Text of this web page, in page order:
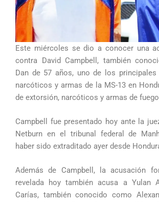
Este miércoles se dio a conocer una
contra David Campbell, también
Dan de 57 años, uno de los principales
narcóticos y armas de la MS-13 en
de extorsión, narcóticos y armas de
Campbell fue presentado hoy ante la
Netburn en el tribunal federal de
haber sido extraditado ayer desde
Además de Campbell, la acusación
revelada hoy también acusa a Yulan
Carías, también conocido como